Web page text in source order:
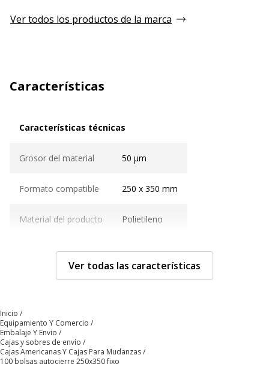
Ver todos los productos de la marca
Características
Características técnicas
Grosor del material 50 µm
Formato compatible 250 x 350 mm
Material del producto Polietileno
Transparente Sí
Características generales
Categoría de color
Cantidad incluida 100
Ver todas las características
Inicio
Equipamiento Y Comercio
Embalaje Y Envio
Cajas y sobres de envío
Cajas Americanas Y Cajas Para Mudanzas
100 bolsas autocierre 250x350 fixo